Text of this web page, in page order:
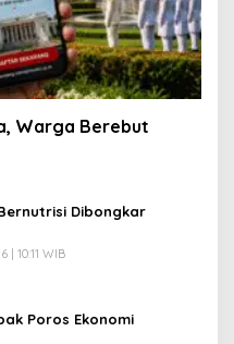
Warga Berebut
Dibongkar
| 10:11 WIB
Poros Ekonomi